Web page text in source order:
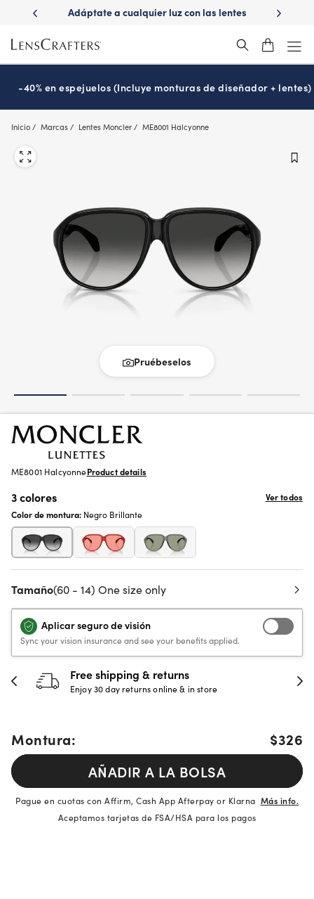
main
content
con
Adáptate a cualquier luz con las lentes
¿Es
-40% en espejuelos (Incluye monturas de diseñador + lentes)
Inicio Marcas Lentes Moncler ME8001 Halcyonne
Pruébeselos
ME8001 HalcyonneProduct details
3 colores
Ver todos
Color de montura: Negro Brillante
Tamaño(60 - 14) One size only
Aplicar seguro de visión
Sync your vision insurance and see your benefits applied.
Free shipping & returns
Enjoy 30 day returns online & in store
Montura:
$326
AÑADIR A LA BOLSA
Pague en cuotas con Affirm, Cash App Afterpay or Klarna Más info.
Aceptamos tarjetas de FSA/HSA para los pagos